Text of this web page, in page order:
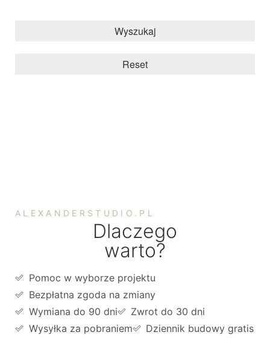
Wyszukaj
Reset
ALEXANDERSTUDIO.PL
Dlaczego
warto?
Pomoc w wyborze projektu
Bezpłatna zgoda na zmiany
Wymiana do 90 dni
Zwrot do 30 dni
Wysyłka za pobraniem
Dziennik budowy gratis